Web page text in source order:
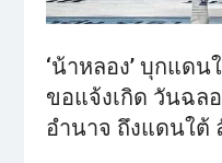
‘น้าหลอง’ บุกแดน
ขอแจ้งเกิด วัน​ฉล
อำนาจ​ ถึงแดนใต้